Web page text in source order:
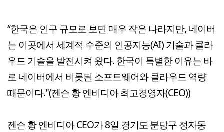
“한국은 인구 규모로 보면 매우 작은 나라지만, 네이버
는 이곳에서 세계적 수준의 인공지능(AI) 기술과 클라
우드 기술을 발전시켜 왔다. 한국이 특별한 이유는 바
로 네이버에서 비롯된 소프트웨어와 클라우드 역량
때문이다."(젠슨 황 엔비디아 최고경영자(CEO))
젠슨 황 엔비디아 CEO가 8일 경기도 분당구 정자동